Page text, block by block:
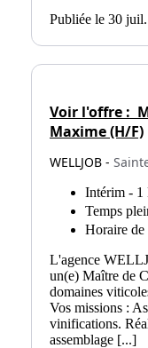
Publiée le 30
Voir l'offre :
Maxime (H/F)
WELLJOB -
Intérim - 1
Temps
Horaire de
L'agence
un(e) Maître de
domaines
Vos missions :
vinifications.
assemblage [...]